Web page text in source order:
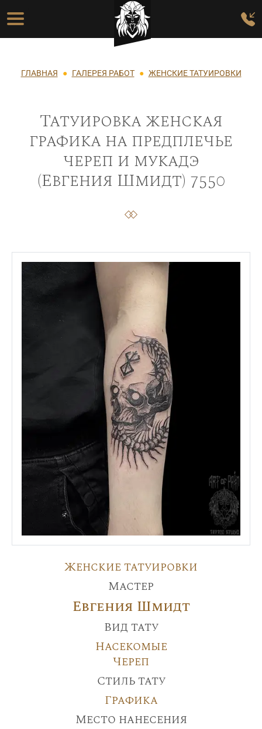
Перейти к основному содержанию
Основная навигация
Строка навигации
ГЛАВНАЯ ГАЛЕРЕЯ РАБОТ ЖЕНСКИЕ ТАТУИРОВКИ
Татуировка женская
графика на предплечье
череп и мукадэ
(Евгения Шмидт) 7550
Женские татуировки
Мастер
Евгения Шмидт
Вид тату
Насекомые
Череп
Стиль тату
Графика
Место нанесения